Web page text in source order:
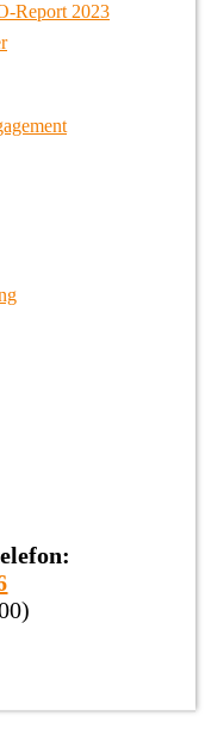
Report 2023